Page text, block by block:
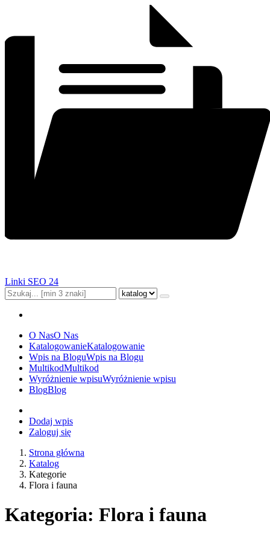
Linki SEO 24
O NasO Nas
KatalogowanieKatalogowanie
Wpis na BloguWpis na Blogu
MultikodMultikod
Wyróżnienie wpisuWyróżnienie wpisu
BlogBlog
Dodaj wpis
Zaloguj się
Strona główna
Katalog
Kategorie
Flora i fauna
Kategoria: Flora i fauna